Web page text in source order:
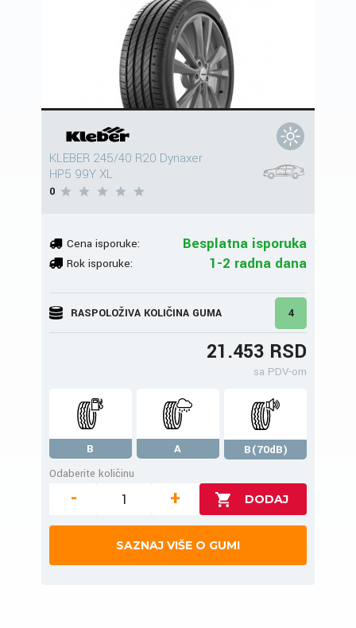
KLEBER 245/40 R20 Dynaxer
HP5 99Y XL
0
Cena isporuke: Besplatna isporuka
Rok isporuke: 1-2 radna dana
RASPOLOŽIVA KOLIČINA GUMA 4
21.453 RSD
sa PDV-om
B A
B(70dB)
Odaberite količinu
- +
SAZNAJ VIŠE O GUMI